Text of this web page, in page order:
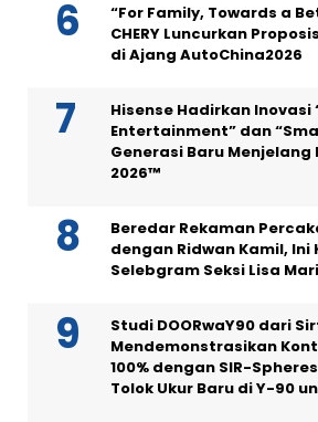
“For Family, Towards a
CHERY Luncurkan
di Ajang AutoChina2026
Hisense Hadirkan Inovasi
Entertainment” dan
Generasi Baru Menjelang
2026™
Beredar Rekaman
dengan Ridwan Kamil,
Selebgram Seksi Lisa
Studi DOORwaY90 dari
Mendemonstrasikan
100% dengan SIR-
Tolok Ukur Baru di Y-90